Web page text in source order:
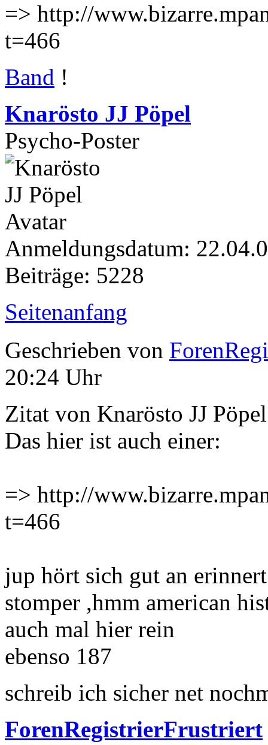
=> http://
t=466
Band !
Knarösto JJ Pöpel
Psycho-Poster
Anmeldungsdatum:
Beiträge: 5228
Seitenanfang
Geschrieben von
20:24 Uhr
Zitat von Knarösto JJ
Das hier ist auch einer:
=> http://
t=466
jup hört sich gut an
stomper ,hmm american
auch mal hier rein
ebenso 187
schreib ich sicher net
ForenRegistrierFrustriert